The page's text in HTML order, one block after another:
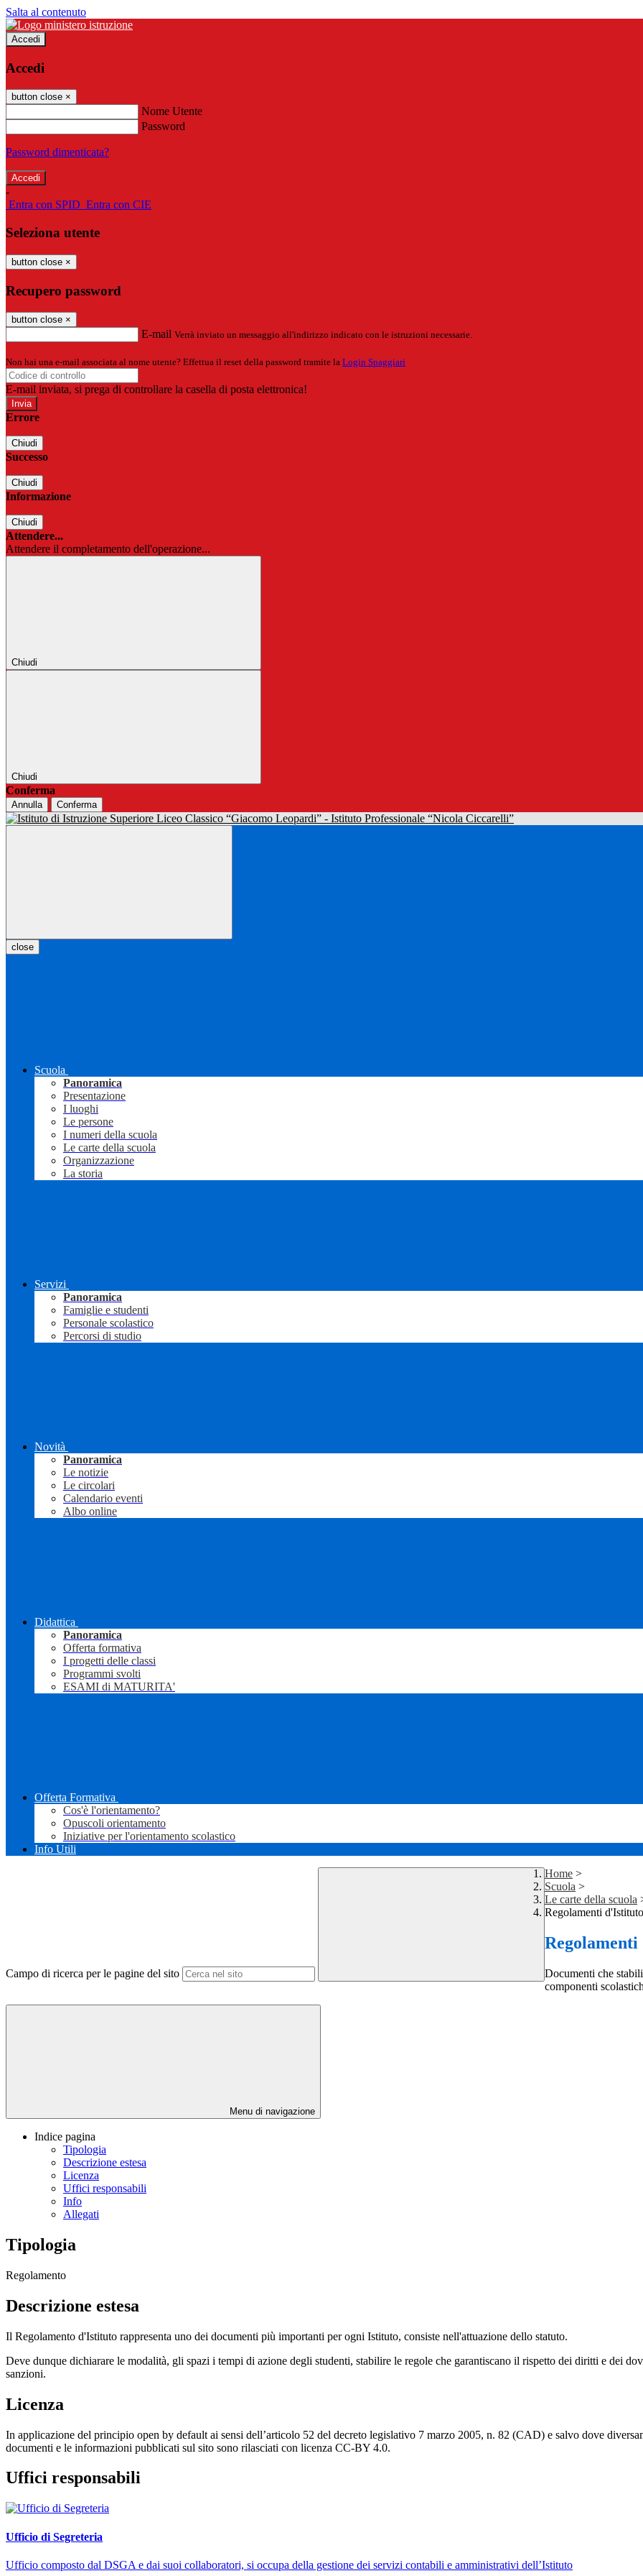
Salta al contenuto
Accedi
Accedi
button close ×
Nome Utente
Password
Password dimenticata?
-
Entra con SPID Entra con CIE
Seleziona utente
button close ×
Recupero password
button close ×
E-mail Verrà inviato un messaggio all'indirizzo indicato con le istruzioni necessarie.
Non hai una e-mail associata al nome utente? Effettua il reset della password tramite la Login Spaggiari
E-mail inviata, si prega di controllare la casella di posta elettronica!
Errore
Chiudi
Successo
Chiudi
Informazione
Chiudi
Attendere...
Attendere il completamento dell'operazione...
Chiudi
Chiudi
Conferma
Annulla Conferma
close
Scuola
Panoramica
Presentazione
I luoghi
Le persone
I numeri della scuola
Le carte della scuola
Organizzazione
La storia
Servizi
Panoramica
Famiglie e studenti
Personale scolastico
Percorsi di studio
Novità
Panoramica
Le notizie
Le circolari
Calendario eventi
Albo online
Didattica
Panoramica
Offerta formativa
I progetti delle classi
Programmi svolti
ESAMI di MATURITA'
Offerta Formativa
Cos'è l'orientamento?
Opuscoli orientamento
Iniziative per l'orientamento scolastico
Info Utili
Campo di ricerca per le pagine del sito
Home >
Scuola >
Le carte della scuola
Regolamenti d'Istituto
Documenti che
componenti
Menu di navigazione
Indice pagina
Tipologia
Descrizione estesa
Licenza
Uffici responsabili
Info
Allegati
Tipologia
Regolamento
Descrizione estesa
Il Regolamento d'Istituto rappresenta uno dei documenti più importanti per ogni Istituto, consiste nell'attuazione dello statuto.
Deve dunque dichiarare le modalità, gli spazi i tempi di azione degli studenti, stabilire le regole che garantiscano il rispetto dei diritti e dei
sanzioni.
Licenza
In applicazione del principio open by default ai sensi dell’articolo 52 del decreto legislativo 7 marzo 2005, n. 82 (CAD) e salvo dove
documenti e le informazioni pubblicati sul sito sono rilasciati con licenza CC-BY 4.0.
Uffici responsabili
Ufficio di Segreteria
Ufficio composto dal DSGA e dai suoi collaboratori, si occupa della gestione dei servizi contabili e amministrativi dell’Istituto